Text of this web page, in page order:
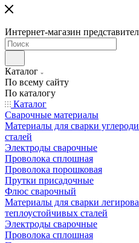
Интернет-магазин
Каталог
По всему сайту
По каталогу
Каталог
Сварочные материалы
Материалы для сварки
сталей
Электроды сварочные
Проволока сплошная
Проволока порошковая
Прутки присадочные
Флюс сварочный
Материалы для сварки
теплоустойчивых сталей
Электроды сварочные
Проволока сплошная